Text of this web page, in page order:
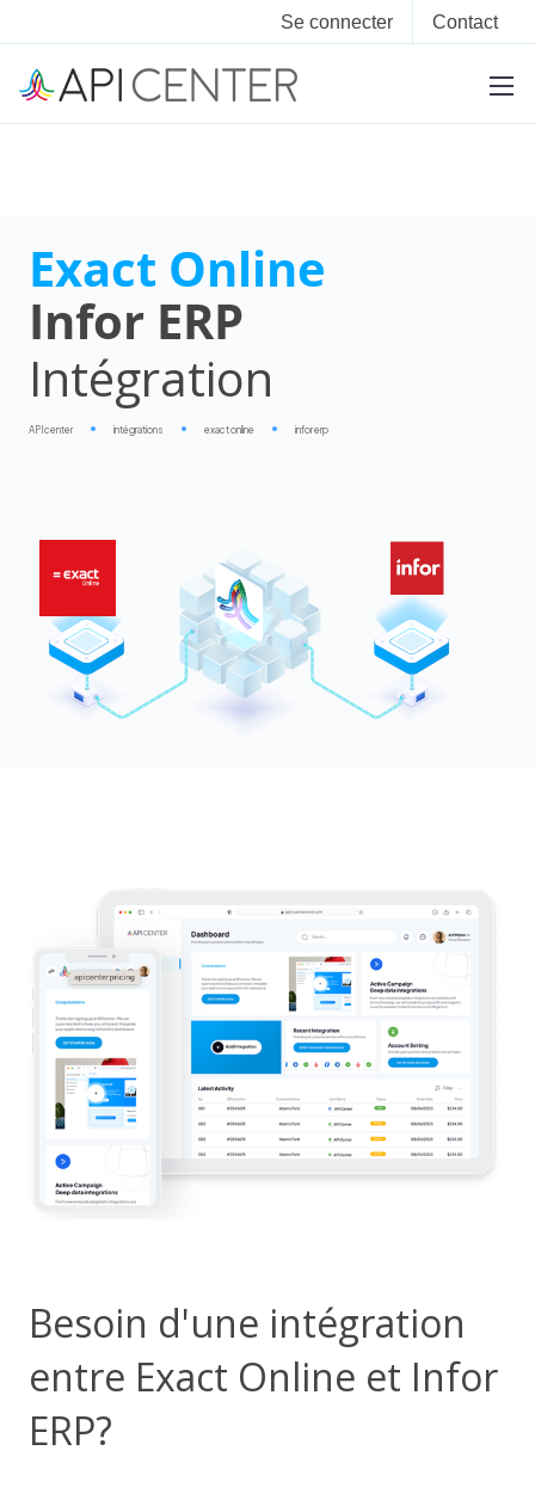
Se connecter Contact
Exact Online
Infor ERP
Intégration
APIcenter intégrations exact online infor erp
Besoin d'une intégration
entre Exact Online et Infor
ERP?